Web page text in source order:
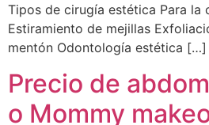
Tipos de cirugía estética Para la
Estiramiento de mejillas
mentón Odontología estética […]
Precio de
o Mommy